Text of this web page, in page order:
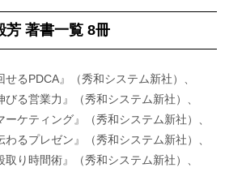
芳 著書一覧 8冊
せるPDCA』（秀和システム新社）、
びる営業力』（秀和システム新社）、
ーケティング』（秀和システム新社）、
わるプレゼン』（秀和システム新社）、
取り時間術』（秀和システム新社）、